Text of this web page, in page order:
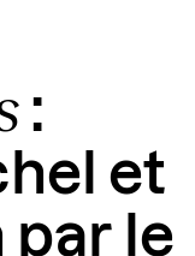
:
et
par le